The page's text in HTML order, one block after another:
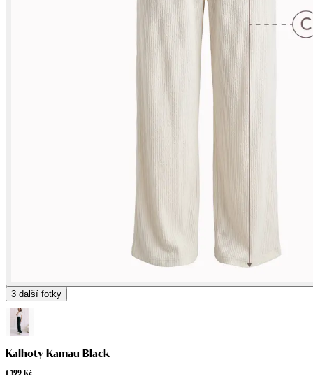
3 další fotky
Kalhoty Kamau Black
1 399 Kč